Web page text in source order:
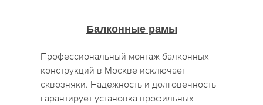
Балконные рамы
Профессиональный монтаж балконных
конструкций в Москве исключает
сквозняки. Надежность и долговечность
гарантирует установка профильных